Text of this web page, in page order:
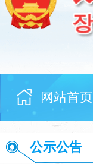
网站首页
公示公告